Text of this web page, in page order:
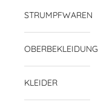
STRUMPFWAREN
OBERBEKLEIDUNG
KLEIDER